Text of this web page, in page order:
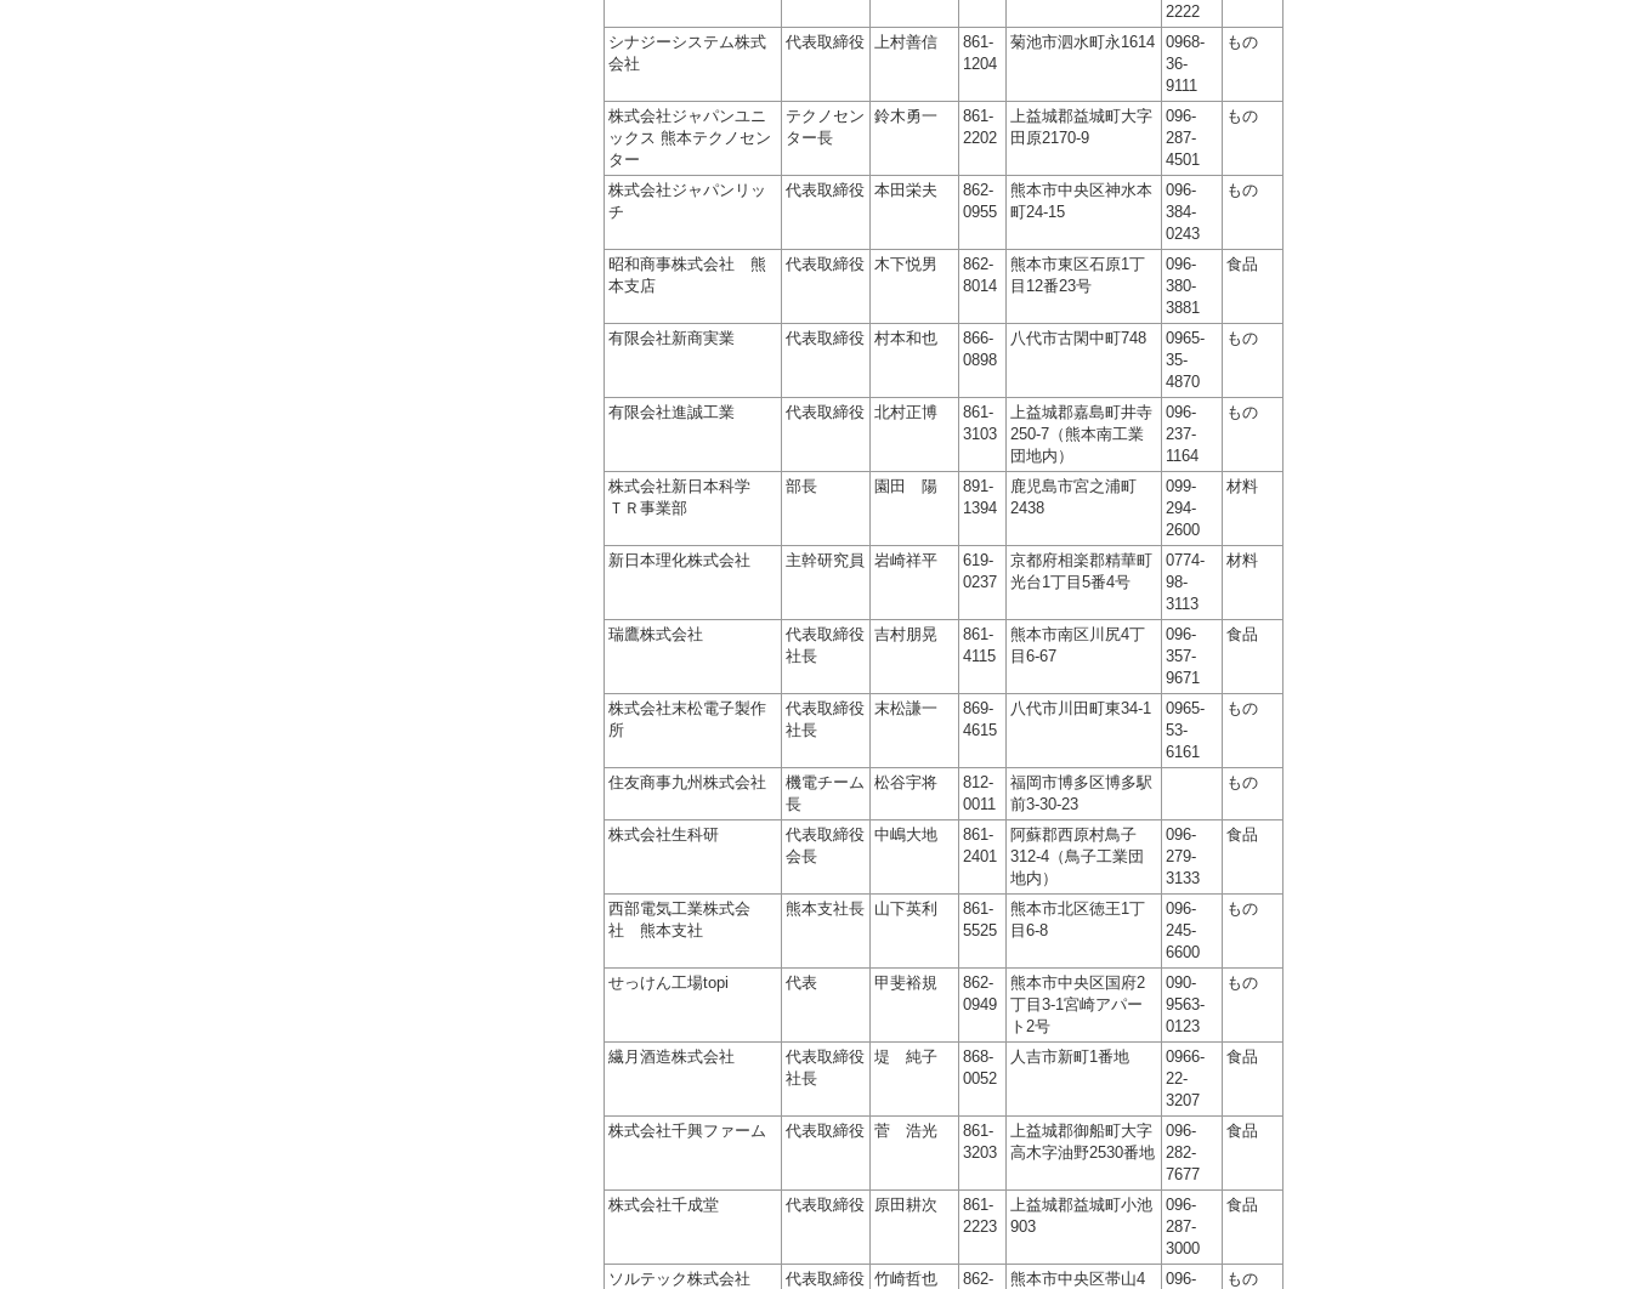
2222
シナジーシステム株式
会社
代表取締役 上村善信
861-
1204
菊池市泗水町永1614 0968-
36-
9111
もの
株式会社ジャパンユニ
ックス 熊本テクノセン
ター
テクノセン
ター長
鈴木勇一
861-
2202
上益城郡益城町大字
田原2170-9
096-
287-
4501
もの
株式会社ジャパンリッ
チ
代表取締役 本田栄夫
862-
0955
熊本市中央区神水本
町24-15
096-
384-
0243
もの
昭和商事株式会社 熊
本支店
代表取締役 木下悦男
862-
8014
熊本市東区石原1丁
目12番23号
096-
380-
3881
食品
有限会社新商実業 代表取締役 村本和也
866-
0898
八代市古閑中町748
0965-
35-
4870
もの
有限会社進誠工業 代表取締役 北村正博
861-
3103
上益城郡嘉島町井寺
250-7（熊本南工業
団地内）
096-
237-
1164
もの
株式会社新日本科学
ＴＲ事業部
部長 園田 陽
891-
1394
鹿児島市宮之浦町
2438
099-
294-
2600
材料
新日本理化株式会社 主幹研究員 岩崎祥平
619-
0237
京都府相楽郡精華町
光台1丁目5番4号
0774-
98-
3113
材料
瑞鷹株式会社
代表取締役
社長
吉村朋晃
861-
4115
熊本市南区川尻4丁
目6-67
096-
357-
9671
食品
株式会社末松電子製作
所
代表取締役
社長
末松謙一
869-
4615
八代市川田町東34-1
0965-
53-
6161
もの
住友商事九州株式会社
機電チーム
長
松谷宇将
812-
0011
福岡市博多区博多駅
前3-30-23
もの
株式会社生科研
代表取締役
会長
中嶋大地
861-
2401
阿蘇郡西原村鳥子
312-4（鳥子工業団
地内）
096-
279-
3133
食品
西部電気工業株式会
社 熊本支社
熊本支社長 山下英利
861-
5525
熊本市北区徳王1丁
目6-8
096-
245-
6600
もの
せっけん工場topi 代表 甲斐裕規
862-
0949
熊本市中央区国府2
丁目3-1宮崎アパー
ト2号
090-
9563-
0123
もの
繊月酒造株式会社
代表取締役
社長
堤 純子
868-
0052
人吉市新町1番地
0966-
22-
3207
食品
株式会社千興ファーム 代表取締役 菅 浩光
861-
3203
上益城郡御船町大字
高木字油野2530番地
096-
282-
7677
食品
株式会社千成堂 代表取締役 原田耕次
861-
2223
上益城郡益城町小池
903
096-
287-
3000
食品
ソルテック株式会社 代表取締役 竹崎哲也
862-
熊本市中央区帯山4
096-
もの